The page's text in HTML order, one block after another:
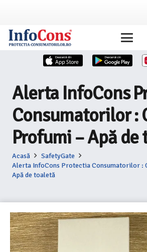
Alerta InfoCons
Consumatorilor :
Profumi – Apă de
Acasă
SafetyGate
Alerta InfoCons Protectia Consumatorilor :
Apă de toaletă